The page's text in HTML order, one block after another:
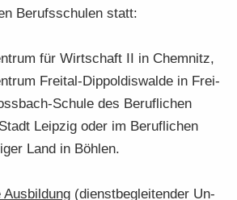
Be­rufs­schu­len statt:
für Wirt­schaft II in Chem­nitz,
Freital-​Dippoldiswalde in Frei­
Schule des Be­ruf­li­chen
Leip­zig oder im Be­ruf­li­chen
Land in Böh­len.
Aus­bil­dung (dienst­be­glei­ten­der Un­